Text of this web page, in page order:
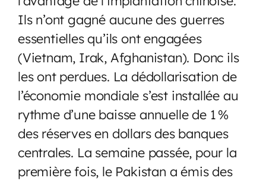
Ils n’ont gagné aucune des guerres
essentielles qu’ils ont engagées
(Vietnam, Irak, Afghanistan). Donc ils
les ont perdues. La dédollarisation de
l’économie mondiale s’est installée au
rythme d’une baisse annuelle de 1 %
des réserves en dollars des banques
centrales. La semaine passée, pour la
première fois, le Pakistan a émis des